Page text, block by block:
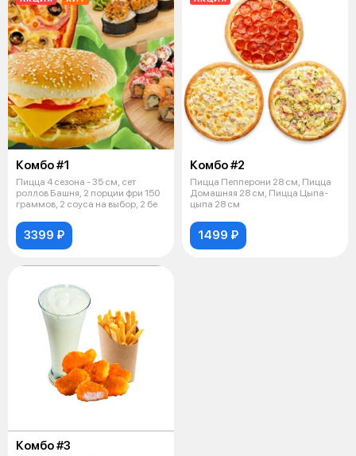
Комбо #1
Пицца 4 сезона - 35 см, сет
роллов Башня, 2 порции фри 150
граммов, 2 соуса на выбор, 2 бе
3399 ₽
Комбо #2
Пицца Пепперони 28 см, Пицца
Домашняя 28 см, Пицца Цыпа-
цыпа 28 см
1499 ₽
Комбо #3